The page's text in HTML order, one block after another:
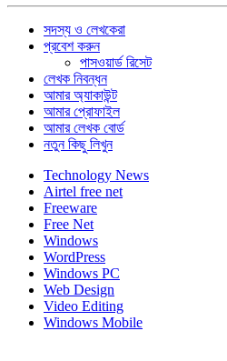
সদস্য ও লেখকেরা
প্রবেশ করুন
পাসওয়ার্ড রিসেট
লেখক নিবন্ধন
আমার অ্যাকাউন্ট
আমার প্রোফাইল
আমার লেখক বোর্ড
নতুন কিছু লিখুন
Technology News
Airtel free net
Freeware
Free Net
Windows
WordPress
Windows PC
Web Design
Video Editing
Windows Mobile